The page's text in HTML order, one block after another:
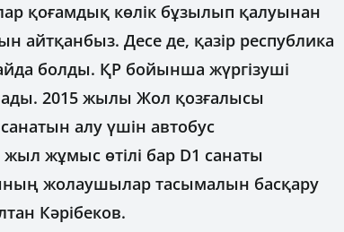
қоғамдық көлік бұзылып қалуынан
айтқанбыз. Десе де, қазір республика
болды. ҚР бойынша жүргізуші
2015 жылы Жол қозғалысы
санатын алу үшін автобус
жыл жұмыс өтілі бар D1 санаты
жолаушылар тасымалын басқару
Кәрібеков.